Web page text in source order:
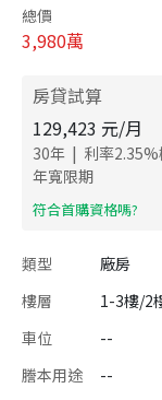
總價
3,980萬
房貸試算
129,423 元/月
30年 | 利率2.35%
年寬限期
​符合首購資格嗎?
類型 廠房
樓層
1-3樓/2
車位
--
謄本用途
--